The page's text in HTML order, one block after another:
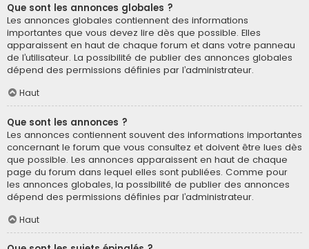
Que sont les annonces globales ?
Les annonces globales contiennent des informations
importantes que vous devez lire dès que possible. Elles
apparaissent en haut de chaque forum et dans votre panneau
de l’utilisateur. La possibilité de publier des annonces globales
dépend des permissions définies par l’administrateur.
Haut
Que sont les annonces ?
Les annonces contiennent souvent des informations importantes
concernant le forum que vous consultez et doivent être lues dès
que possible. Les annonces apparaissent en haut de chaque
page du forum dans lequel elles sont publiées. Comme pour
les annonces globales, la possibilité de publier des annonces
dépend des permissions définies par l’administrateur.
Haut